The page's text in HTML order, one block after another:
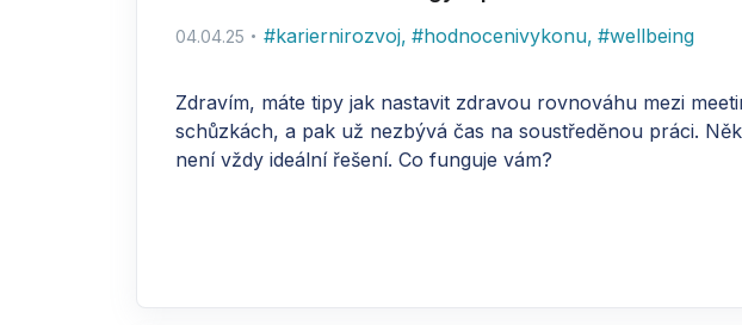
04.04.25 #kariernirozvoj, #hodnocenivykonu, #wellbeing
Zdravím, máte tipy jak nastavit zdravou rovnováhu mezi
schůzkách, a pak už nezbývá čas na soustředěnou práci.
není vždy ideální řešení. Co funguje vám?